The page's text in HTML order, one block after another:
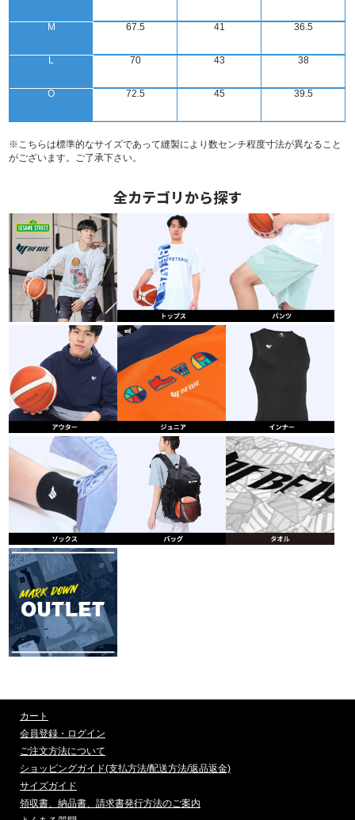
M
L
O
67.5
70
72.5
41
43
45
36.5
38
39.5
※こちらは標準的なサイズであって縫製により数センチ程度寸法が異なること
がございます。ご了承下さい。
全カテゴリから探す
カート
会員登録・ログイン
ご注文方法について
ショッピングガイド(支払方法/配送方法/返品返金)
サイズガイド
領収書、納品書、請求書発行方法のご案内